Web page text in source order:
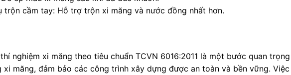
trộn cầm tay: Hỗ trợ trộn xi măng và nước đồng nhất hơn.
nghiệm xi măng theo tiêu chuẩn TCVN 6016:2011 là một bước quan
xi măng, đảm bảo các công trình xây dựng được an toàn và bền vững.